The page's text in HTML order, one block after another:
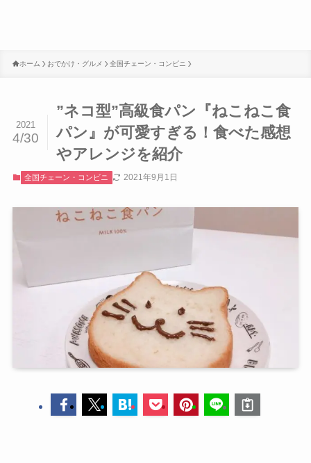
ホーム おでかけ・グルメ 全国チェーン・コンビニ
”ネコ型”高級食パン『ねこねこ食
パン』が可愛すぎる！食べた感想
やアレンジを紹介
2021
4/30
全国チェーン・コンビニ 2021年9月1日